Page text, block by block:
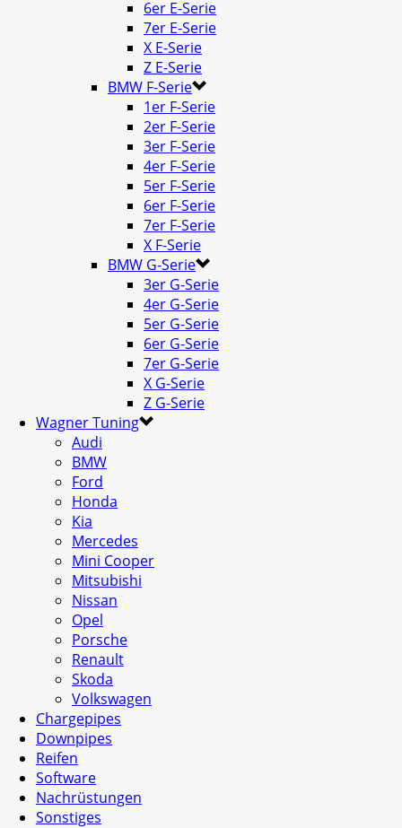
6er E-Serie
7er E-Serie
X E-Serie
Z E-Serie
BMW F-Serie
1er F-Serie
2er F-Serie
3er F-Serie
4er F-Serie
5er F-Serie
6er F-Serie
7er F-Serie
X F-Serie
BMW G-Serie
3er G-Serie
4er G-Serie
5er G-Serie
6er G-Serie
7er G-Serie
X G-Serie
Z G-Serie
Wagner Tuning
Audi
BMW
Ford
Honda
Kia
Mercedes
Mini Cooper
Mitsubishi
Nissan
Opel
Porsche
Renault
Skoda
Volkswagen
Chargepipes
Downpipes
Reifen
Software
Nachrüstungen
Sonstiges